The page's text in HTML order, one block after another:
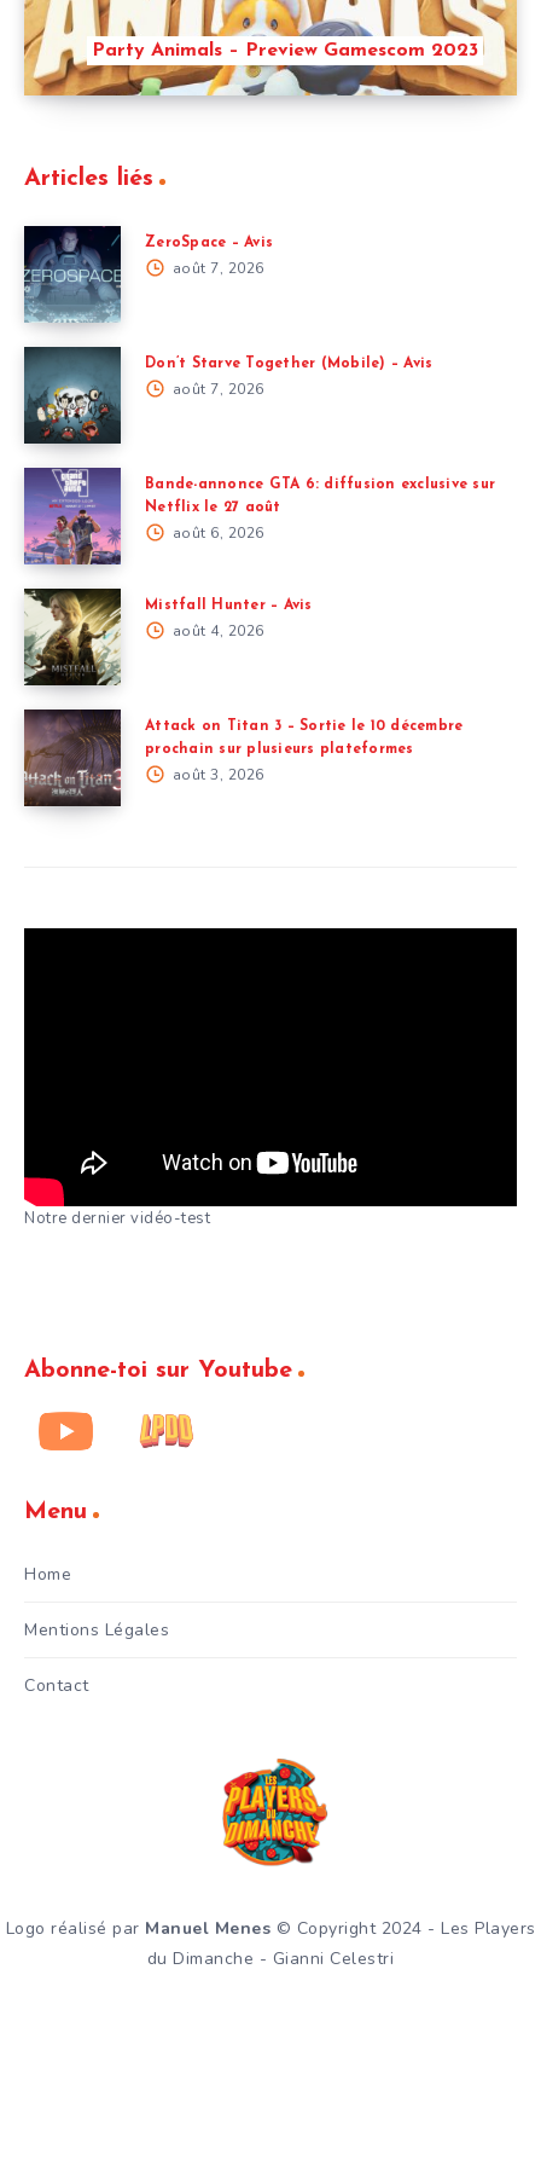
Party Animals – Preview Gamescom 2023
Articles liés
ZeroSpace – Avis
août 7, 2026
Don’t Starve Together (Mobile) – Avis
août 7, 2026
Bande-annonce GTA 6: diffusion exclusive sur
Netflix le 27 août
août 6, 2026
Mistfall Hunter – Avis
août 4, 2026
Attack on Titan 3 – Sortie le 10 décembre
prochain sur plusieurs plateformes
août 3, 2026
Notre dernier vidéo-test
Abonne-toi sur Youtube
Menu
Home
Mentions Légales
Contact
Logo réalisé par Manuel Menes © Copyright 2024 - Les Players
du Dimanche - Gianni Celestri